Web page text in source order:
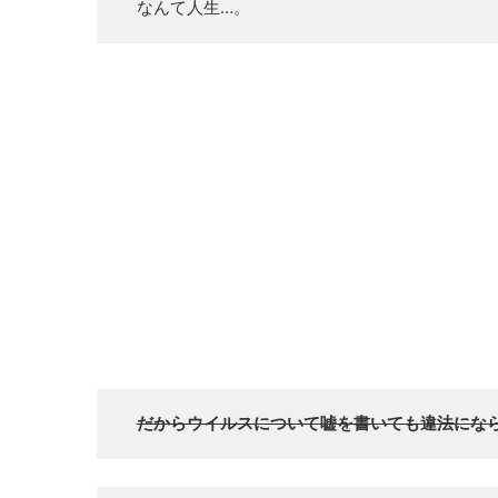
なんて人生…。
だからウイルスについて嘘を書いても違法にな